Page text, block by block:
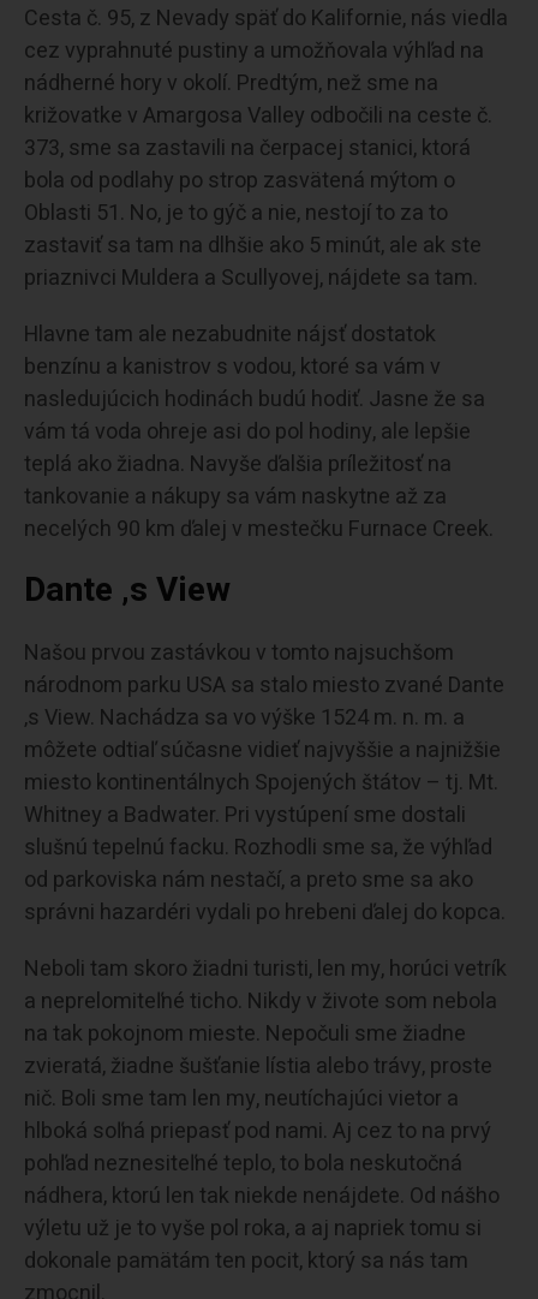
Cesta č. 95, z Nevady späť do Kalifornie, nás viedla
cez vyprahnuté pustiny a umožňovala výhľad na
nádherné hory v okolí. Predtým, než sme na
križovatke v Amargosa Valley odbočili na ceste č.
373, sme sa zastavili na čerpacej stanici, ktorá
bola od podlahy po strop zasvätená mýtom o
Oblasti 51. No, je to gýč a nie, nestojí to za to
zastaviť sa tam na dlhšie ako 5 minút, ale ak ste
priaznivci Muldera a Scullyovej, nájdete sa tam.
Hlavne tam ale nezabudnite nájsť dostatok
benzínu a kanistrov s vodou, ktoré sa vám v
nasledujúcich hodinách budú hodiť. Jasne že sa
vám tá voda ohreje asi do pol hodiny, ale lepšie
teplá ako žiadna. Navyše ďalšia príležitosť na
tankovanie a nákupy sa vám naskytne až za
necelých 90 km ďalej v mestečku Furnace Creek.
Dante ‚s View
Našou prvou zastávkou v tomto najsuchšom
národnom parku USA sa stalo miesto zvané Dante
‚s View. Nachádza sa vo výške 1524 m. n. m. a
môžete odtiaľ súčasne vidieť najvyššie a najnižšie
miesto kontinentálnych Spojených štátov – tj. Mt.
Whitney a Badwater. Pri vystúpení sme dostali
slušnú tepelnú facku. Rozhodli sme sa, že výhľad
od parkoviska nám nestačí, a preto sme sa ako
správni hazardéri vydali po hrebeni ďalej do kopca.
Neboli tam skoro žiadni turisti, len my, horúci vetrík
a neprelomiteľné ticho. Nikdy v živote som nebola
na tak pokojnom mieste. Nepočuli sme žiadne
zvieratá, žiadne šušťanie lístia alebo trávy, proste
nič. Boli sme tam len my, neutíchajúci vietor a
hlboká soľná priepasť pod nami. Aj cez to na prvý
pohľad neznesiteľné teplo, to bola neskutočná
nádhera, ktorú len tak niekde nenájdete. Od nášho
výletu už je to vyše pol roka, a aj napriek tomu si
dokonale pamätám ten pocit, ktorý sa nás tam